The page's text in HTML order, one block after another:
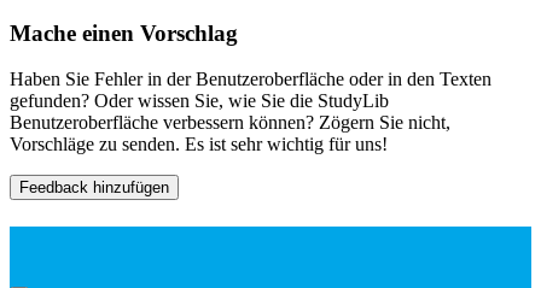
Mache einen Vorschlag
Haben Sie Fehler in der Benutzeroberfläche oder in den Texten
gefunden? Oder wissen Sie, wie Sie die StudyLib
Benutzeroberfläche verbessern können? Zögern Sie nicht,
Vorschläge zu senden. Es ist sehr wichtig für uns!
Feedback hinzufügen